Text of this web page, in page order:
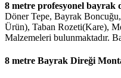
8 metre profesyonel bayrak
Döner Tepe, Bayrak
Ürün), Taban Rozeti(Kare),
Malzemeleri bulunmaktadır.
8 metre Bayrak Direği